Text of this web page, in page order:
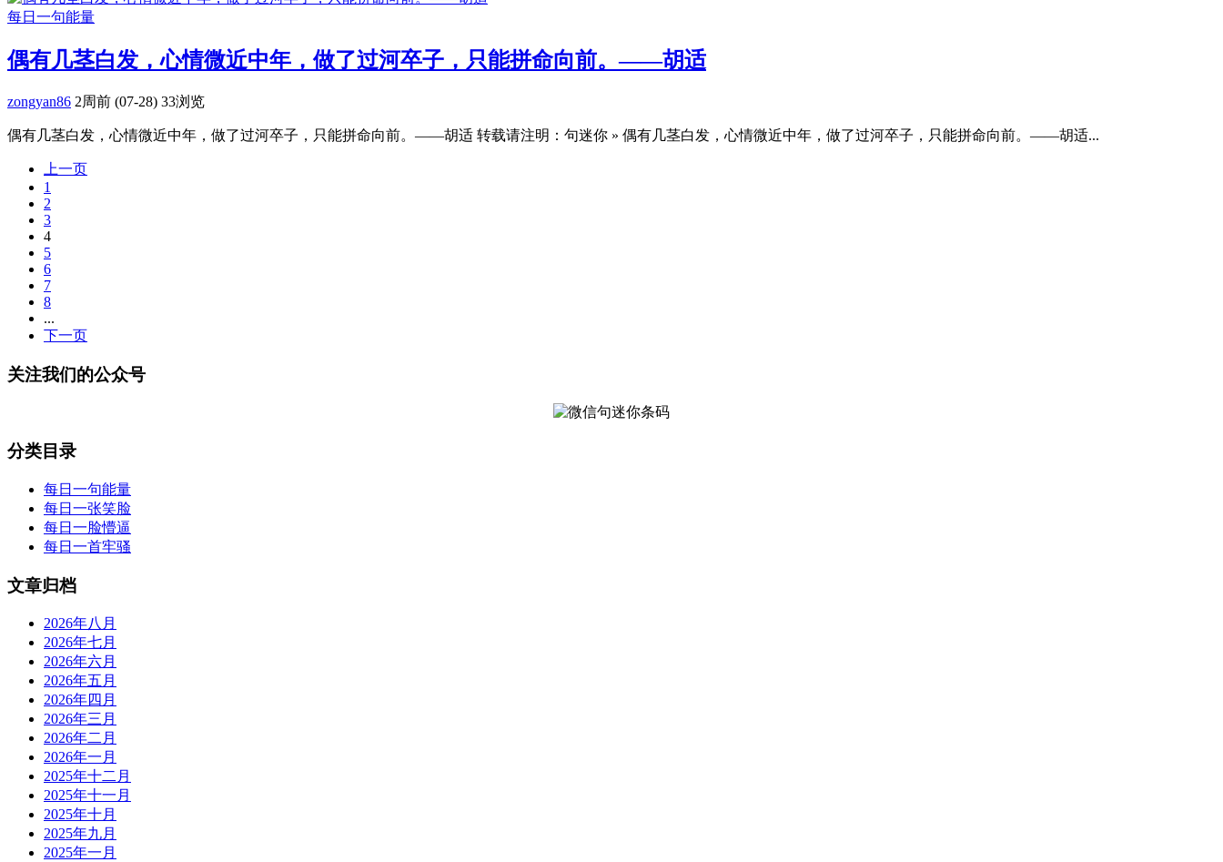
每日一句能量
偶有几茎白发，心情微近中年，做了过河卒子，只能拼命向前。——胡适
zongyan86 2周前 (07-28) 33浏览
偶有几茎白发，心情微近中年，做了过河卒子，只能拼命向前。——胡适 转载请注明：句迷你 » 偶有几茎白发，心情微近中年，做了过河卒子，只能拼命向前。——胡适...
上一页
1
2
3
4
5
6
7
8
...
下一页
关注我们的公众号
分类目录
每日一句能量
每日一张笑脸
每日一脸懵逼
每日一首牢骚
文章归档
2026年八月
2026年七月
2026年六月
2026年五月
2026年四月
2026年三月
2026年二月
2026年一月
2025年十二月
2025年十一月
2025年十月
2025年九月
2025年一月